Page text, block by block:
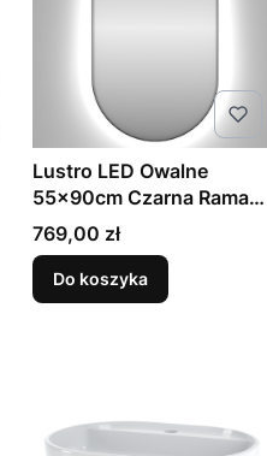
Lustro LED Owalne
55x90cm Czarna Rama
Kiara
Cena
769,00 zł
Do koszyka